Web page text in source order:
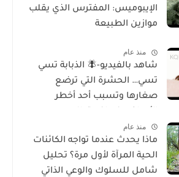
الإيبوميس: المفترس الذي يقلب
موازين الطبيعة
منذ عام
شاهد بالفيديو-🪰 الذبابة تسي
تسي… الحشرة التي ترضع
صغارها وتسبب أحد أخطر
منذ عام
ماذا يحدث عندما تواجه الكائنات
الحية المرآة لأول مرة؟ تحليل
شامل للسلوك والوعي الذاتي